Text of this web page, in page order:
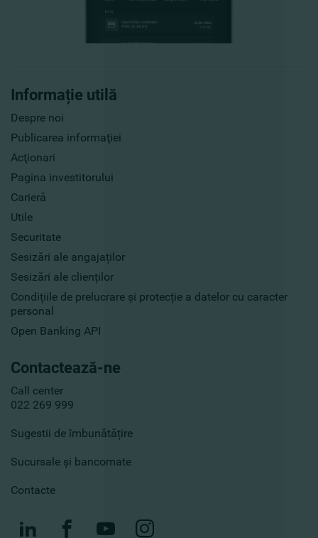
Informație utilă
Despre noi
Publicarea informaţiei
Acţionari
Pagina investitorului
Carieră
Utile
Securitate
Sesizări ale angajaților
Sesizări ale clienților
Condițiile de prelucrare și protecție a datelor cu caracter
personal
Open Banking API
Contactează-ne
Call center
022 269 999
Sugestii de îmbunătățire
Sucursale și bancomate
Contacte